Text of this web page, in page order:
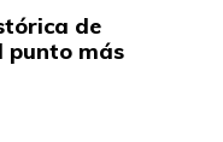
de
punto más